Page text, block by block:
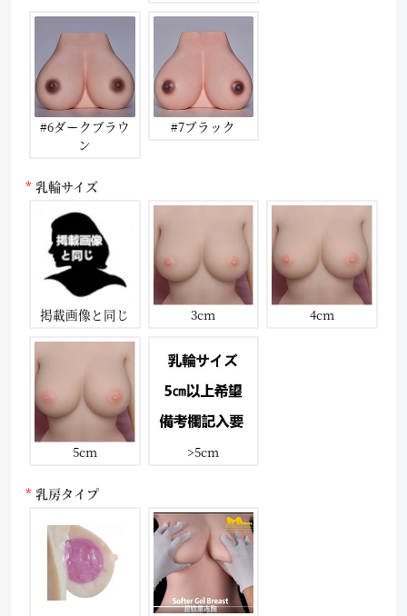
#6ダークブラウ
ン
#7ブラック
乳輪サイズ
掲載画像と同じ 3cm 4cm
5cm >5cm
乳房タイプ